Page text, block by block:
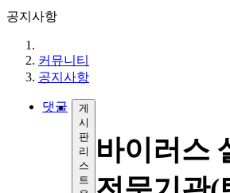
공지사항
커뮤니티
공지사항
댓글
게
시
판
리
스
트
바이러스